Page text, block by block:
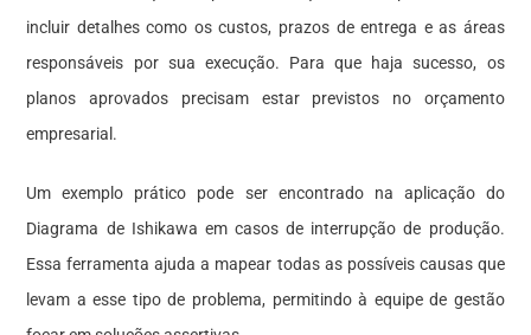
incluir detalhes como os custos, prazos de entrega e as áreas
responsáveis por sua execução. Para que haja sucesso, os
planos aprovados precisam estar previstos no orçamento
empresarial.
Um exemplo prático pode ser encontrado na aplicação do
Diagrama de Ishikawa em casos de interrupção de produção.
Essa ferramenta ajuda a mapear todas as possíveis causas que
levam a esse tipo de problema, permitindo à equipe de gestão